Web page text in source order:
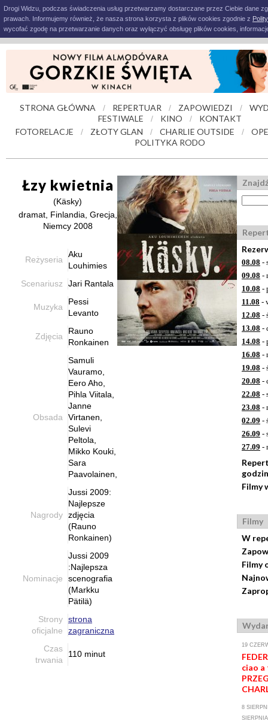
Drogi Widzu, podczas świadczenia usług przetwarzamy dostarczane przez Ciebie dane
prawach. Informujemy również, że nasza strona korzysta z plików cookies zgodnie z
wycofać zgodę na przetwarzanie danych oraz wyłączyć obsługę plików cookies,
STRONA GŁÓWNA / REPERTUAR / ZAPOWIEDZI /
FESTIWALE
/ KINO /
KONTAKT
FOTORELACJE
/ ZŁOTY GLAN / CHARLIE OUTSIDE /
POLITYKA RODO
Łzy kwietnia
(Käsky)
dramat, Finlandia, Grecja,
Niemcy 2008
Reżyseria
Aku
Louhimies
Scenariusz
Jari Rantala
Muzyka
Pessi
Levanto
Zdjęcia
Rauno
Ronkainen
Obsada
Samuli
Vauramo,
Eero Aho,
Pihla Viitala,
Janne
Virtanen,
Sulevi
Peltola,
Mikko Kouki,
Sara
Paavolainen,
Nagrody
Jussi 2009:
Najlepsze
zdjęcia
(Rauno
Ronkainen)
Nominacje
Jussi 2009
:Najlepsza
scenografia
(Markku
Pätilä)
Strony
oficjalne
strona
zagraniczna
Czas
trwania
110 minut
08.08 -
09.08 -
10.08 -
11.08 -
12.08 -
13.08 -
14.08 -
16.08 -
19.08 -
20.08 -
22.08 -
23.08 -
02.09 -
26.09 -
27.09 -
Filmy
Filmy
W
Filmy
19
ciao
8